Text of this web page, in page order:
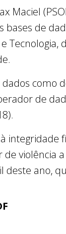
Maciel
bases de
como
de
integridade
violência
ano,